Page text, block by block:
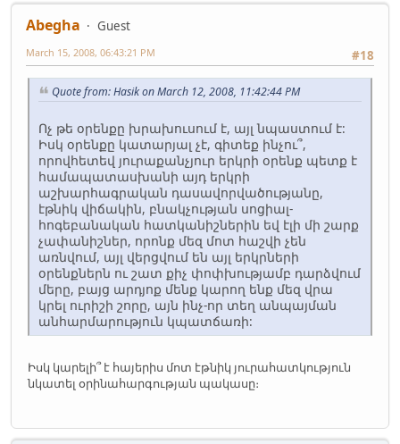
Abegha
Guest
#18
March 15, 2008, 06:43:21 PM
Quote from: Hasik on March 12, 2008, 11:42:44 PM
Ոչ թե օրենքը խրախուսում է, այլ նպաստում է:
Իսկ օրենքը կատարյալ չէ, գիտեք ինչու՞,
որովհետեվ յուրաքանչյուր երկրի օրենք պետք է
համապատասխանի այդ երկրի
աշխարհագրական դասավորվածությանը,
էթնիկ վիճակին, բնակչության սոցիալ-
հոգեբանական հատկանիշներին եվ էլի մի շարք
չափանիշներ, որոնք մեզ մոտ հաշվի չեն
առնվում, այլ վերցվում են այլ երկրների
օրենքներն ու շատ քիչ փոփխությամբ դարձվում
մերը, բայց արդյոք մենք կարող ենք մեզ վրա
կրել ուրիշի շորը, այն ինչ-որ տեղ անպայման
անհարմարություն կպատճառի:
Իսկ կարելի՞ է հայերիս մոտ էթնիկ յուրահատկություն
նկատել օրինահարգության պակասը։